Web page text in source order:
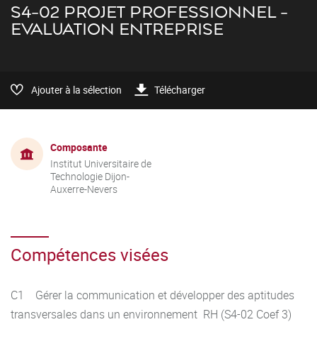
S4-02 PROJET PROFESSIONNEL -
EVALUATION ENTREPRISE
Ajouter à la sélection Télécharger
Composante
Institut Universitaire de
Technologie Dijon-
Auxerre-Nevers
Compétences visées
C1 Gérer la communication et développer des aptitudes
transversales dans un environnement RH (S4-02 Coef 3)